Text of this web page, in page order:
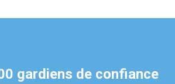
gardiens de confiance